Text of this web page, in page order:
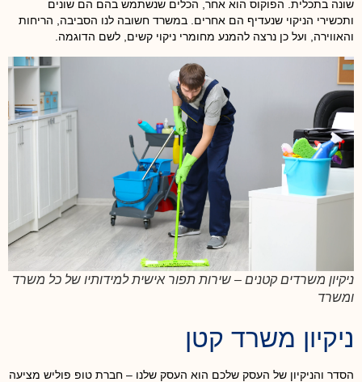
שונה בתכלית. הפוקוס הוא אחר, הכלים שנשתמש בהם הם שונים
ותכשירי הניקוי שנעדיף הם אחרים. במשרד חשובה לנו הסביבה, הריחות
והאווירה, ועל כן נרצה להמנע מחומרי ניקוי קשים, לשם הדוגמה.
ניקיון משרדים קטנים – שירות תפור אישית למידותיו של כל משרד
ומשרד
ניקיון משרד קטן
הסדר והניקיון של העסק שלכם הוא העסק שלנו – חברת טופ פוליש מציעה